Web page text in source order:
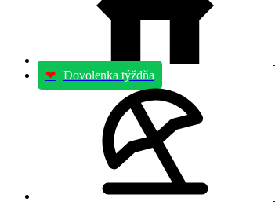
❤ Dovolenka týždňa